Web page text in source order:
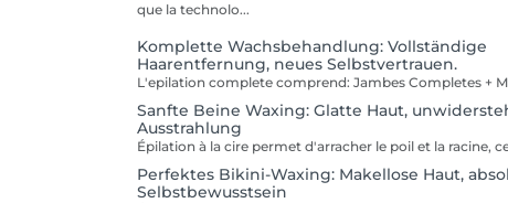
que la technolo...
Komplette Wachsbehandlung: Vollständige
Haarentfernung, neues Selbstvertrauen.
Sanfte Beine Waxing: Glatte Haut,
Ausstrahlung
Perfektes Bikini-Waxing: Makellose Haut,
Selbstbewusstsein